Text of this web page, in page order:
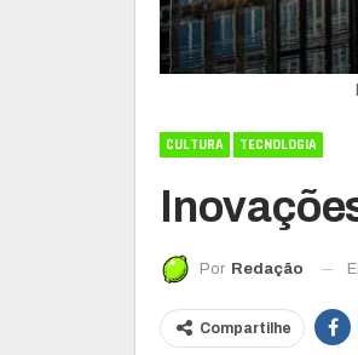
CULTURA TECNOLOGIA
Por Redação
Compartilhe